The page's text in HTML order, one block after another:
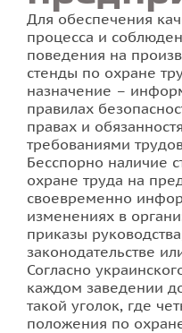
Для обеспечения
процесса и
поведения на
стенды по охране
назначение –
правилах
правах и
требованиями
Бесспорно наличие
охране труда на
своевременно
изменениях в
приказы
законодательстве
Согласно
каждом заведении
такой уголок, где
положения по